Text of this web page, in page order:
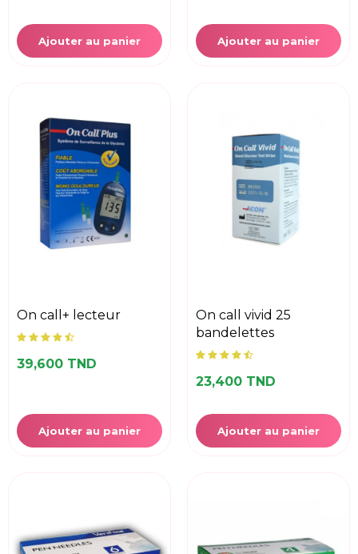
Ajouter au panier Ajouter au panier
on call+ lecteur
39,600 TND
Ajouter au panier
on call vivid 25
bandelettes
23,400 TND
Ajouter au panier